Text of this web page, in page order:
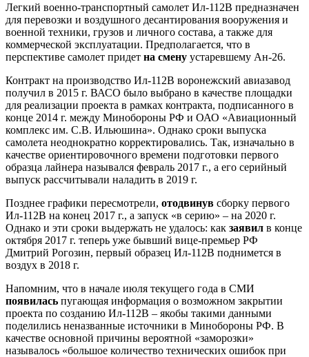
Легкий военно-транспортный самолет Ил-112В предназначен
для перевозки и воздушного десантирования вооружения и
военной техники, грузов и личного состава, а также для
коммерческой эксплуатации. Предполагается, что в
перспективе самолет придет на смену устаревшему Ан-26.
Контракт на производство Ил-112В воронежский авиазавод
получил в 2015 г. ВАСО было выбрано в качестве площадки
для реализации проекта в рамках контракта, подписанного в
конце 2014 г. между Минобороны РФ и ОАО «Авиационный
комплекс им. С.В. Ильюшина». Однако сроки выпуска
самолета неоднократно корректировались. Так, изначально в
качестве ориентировочного времени подготовки первого
образца лайнера назывался февраль 2017 г., а его серийный
выпуск рассчитывали наладить в 2019 г.
Позднее графики пересмотрели, отодвинув сборку первого
Ил-112В на конец 2017 г., а запуск «в серию» – на 2020 г.
Однако и эти сроки выдержать не удалось: как заявил в конце
октября 2017 г. теперь уже бывший вице-премьер РФ
Дмитрий Рогозин, первый образец Ил-112В поднимется в
воздух в 2018 г.
Напомним, что в начале июля текущего года в СМИ
появилась пугающая информация о возможном закрытии
проекта по созданию Ил-112В – якобы такими данными
поделились неназванные источники в Минобороны РФ. В
качестве основной причины вероятной «заморозки»
называлось «большое количество технических ошибок при